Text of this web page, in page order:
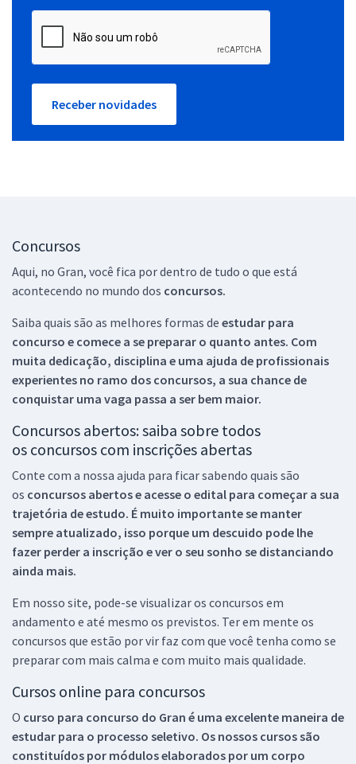
Receber novidades
Concursos
Aqui, no Gran, você fica por dentro de tudo o que está
acontecendo no mundo dos concursos.
Saiba quais são as melhores formas de estudar para
concurso e comece a se preparar o quanto antes. Com
muita dedicação, disciplina e uma ajuda de profissionais
experientes no ramo dos concursos, a sua chance de
conquistar uma vaga passa a ser bem maior.
Concursos abertos: saiba sobre todos
os concursos com inscrições abertas
Conte com a nossa ajuda para ficar sabendo quais são
os concursos abertos e acesse o edital para começar a sua
trajetória de estudo. É muito importante se manter
sempre atualizado, isso porque um descuido pode lhe
fazer perder a inscrição e ver o seu sonho se distanciando
ainda mais.
Em nosso site, pode-se visualizar os concursos em
andamento e até mesmo os previstos. Ter em mente os
concursos que estão por vir faz com que você tenha como se
preparar com mais calma e com muito mais qualidade.
Cursos online para concursos
O curso para concurso do Gran é uma excelente maneira de
estudar para o processo seletivo. Os nossos cursos são
constituídos por módulos elaborados por um corpo